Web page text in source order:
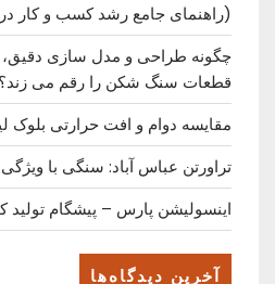
(راهنمای جامع رشد کسب ‌و کار
چگونه طراحی و مدل سازی دقیق،
قطعات سنگ شکن را رقم می زند؟
مقایسه دوام و افت حرارتی بلوک
تراورتن عباس آباد: سنگی با
اینسولیشن پارس – پیشگام تولید
آخرین دیدگاه‌ها